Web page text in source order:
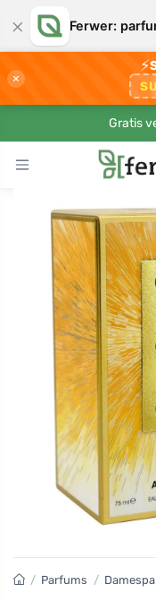
× Ferwer:
×
⚡
Gratis
/ Parfums /